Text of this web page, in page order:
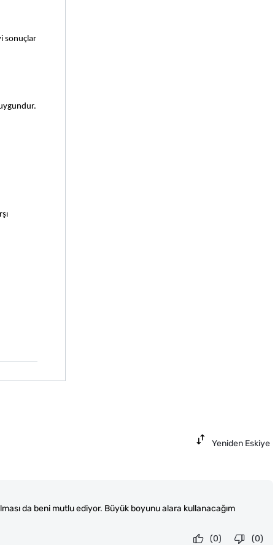
sonuçlar
Yeniden Eskiye
da beni mutlu ediyor. Büyük boyunu alara kullanacağım
(0)
(0)